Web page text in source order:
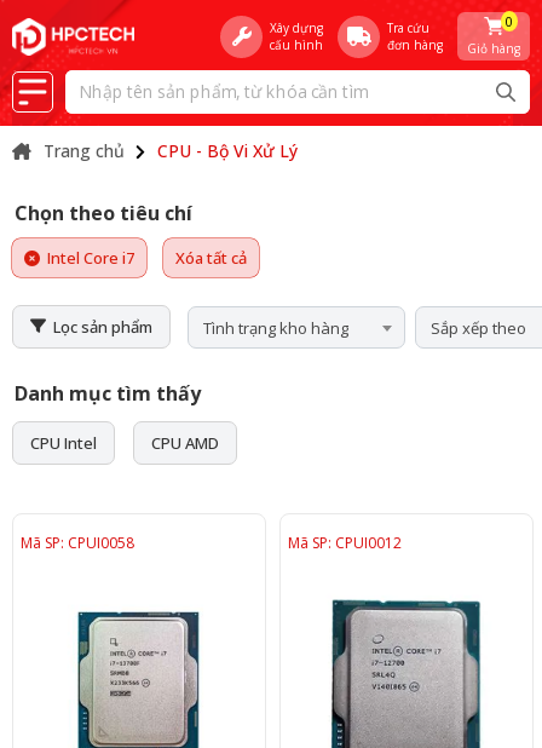
Xây dựng
cấu hình
Tra cứu
đơn hàng
Giỏ hàng
0
Trang chủ CPU - Bộ Vi Xử Lý
Chọn theo tiêu chí
Intel Core i7 Xóa tất cả
Lọc sản phẩm Tình trạng kho hàng Sắp xếp theo
Danh mục tìm thấy
CPU Intel CPU AMD
Mã SP: CPUI0058 Mã SP: CPUI0012